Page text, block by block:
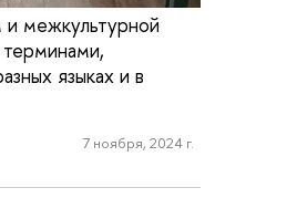
межкультурной
языках и в
7 ноября, 2024 г.